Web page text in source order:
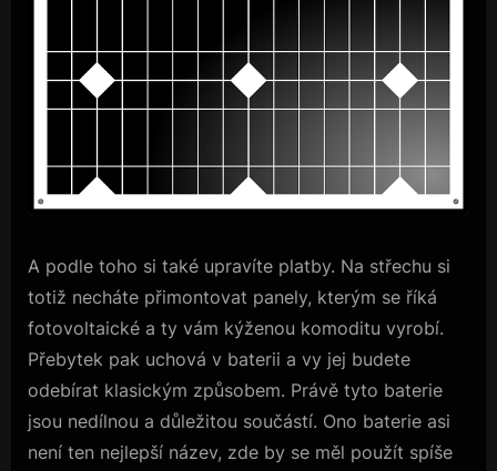
A podle toho si také upravíte platby. Na střechu si
totiž necháte přimontovat panely, kterým se říká
fotovoltaické a ty vám kýženou komoditu vyrobí.
Přebytek pak uchová v baterii a vy jej budete
odebírat klasickým způsobem. Právě tyto baterie
jsou nedílnou a důležitou součástí. Ono baterie asi
není ten nejlepší název, zde by se měl použít spíše